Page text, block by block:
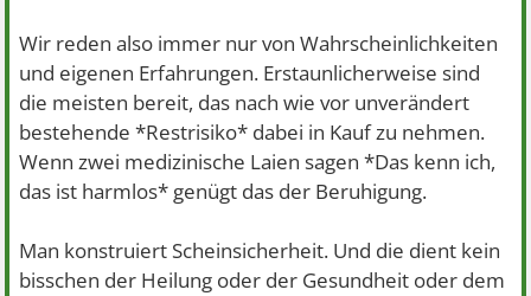
Wir reden also immer nur von Wahrscheinlichkeiten
und eigenen Erfahrungen. Erstaunlicherweise sind
die meisten bereit, das nach wie vor unverändert
bestehende *Restrisiko* dabei in Kauf zu nehmen.
Wenn zwei medizinische Laien sagen *Das kenn ich,
das ist harmlos* genügt das der Beruhigung.
Man konstruiert Scheinsicherheit. Und die dient kein
bisschen der Heilung oder der Gesundheit oder dem